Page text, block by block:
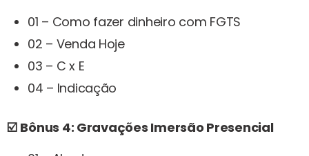
01 – Como fazer dinheiro com FGTS
02 – Venda Hoje
03 – C x E
04 – Indicação
☑️ Bônus 4: Gravações Imersão Presencial